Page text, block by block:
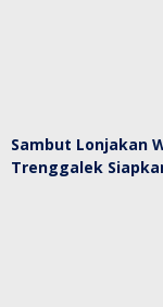
Sambut Lonjakan
Trenggalek